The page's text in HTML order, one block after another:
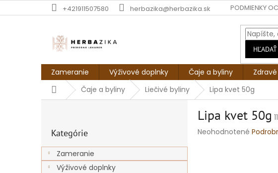
na
+421911507580 herbazika@herbazika.sk PODMIENKY
HĽADAŤ
Zameranie Výživové doplnky Čaje a byliny
DomovČaje a byliny Liečivé byliny Lipa kvet 50g
ý
p
kategórie
Kategórie
Zameranie
Výživové doplnky
Lipa kvet 50g
Priemerné
Neohodnotené